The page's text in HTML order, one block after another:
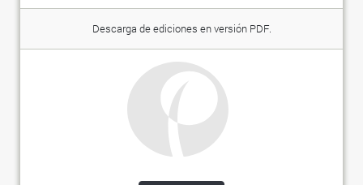
Descarga de ediciones en versión PDF.